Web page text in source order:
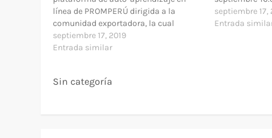
línea de PROMPERÚ dirigida a la
comunidad exportadora, la cual
permite acceder, desde cualquier
dispositivo conectado a Internet, a
ponencias de expertos nacionales e
septiembre 17, 2019
Entrada similar
» Modalidad:
por definir »
septiembre 17,
Entrada
Sin categoría